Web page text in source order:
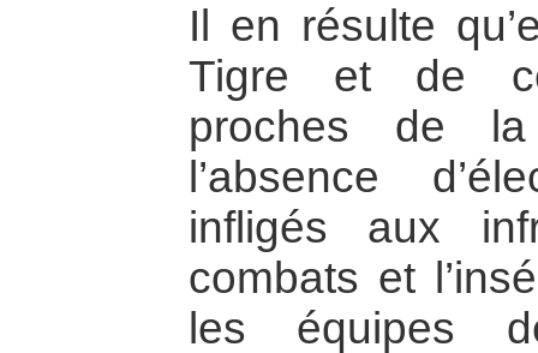
Il en résulte
Tigre et de
proches de la
l’absence
infligés aux
combats et
les équipes